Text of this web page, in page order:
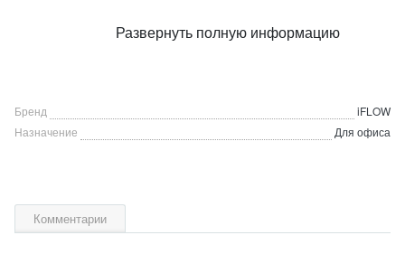
Развернуть полную информацию
Бренд
iFLOW
Назначение
Для офиса
Комментарии